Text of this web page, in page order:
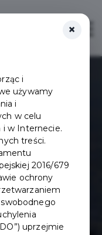
×
i
używamy
i
w celu
i w Internecie.
treści.
2016/679
ochrony
uprzejmie